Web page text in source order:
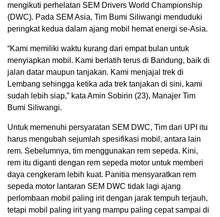
mengikuti perhelatan SEM Drivers World Championship
(DWC). Pada SEM Asia, Tim Bumi Siliwangi menduduki
peringkat kedua dalam ajang mobil hemat energi se-Asia.
“Kami memiliki waktu kurang dari empat bulan untuk
menyiapkan mobil. Kami berlatih terus di Bandung, baik di
jalan datar maupun tanjakan. Kami menjajal trek di
Lembang sehingga ketika ada trek tanjakan di sini, kami
sudah lebih siap,” kata Amin Sobirin (23), Manajer Tim
Bumi Siliwangi.
Untuk memenuhi persyaratan SEM DWC, Tim dari UPI itu
harus mengubah sejumlah spesifikasi mobil, antara lain
rem. Sebelumnya, tim menggunakan rem sepeda. Kini,
rem itu diganti dengan rem sepeda motor untuk memberi
daya cengkeram lebih kuat. Panitia mensyaratkan rem
sepeda motor lantaran SEM DWC tidak lagi ajang
perlombaan mobil paling irit dengan jarak tempuh terjauh,
tetapi mobil paling irit yang mampu paling cepat sampai di